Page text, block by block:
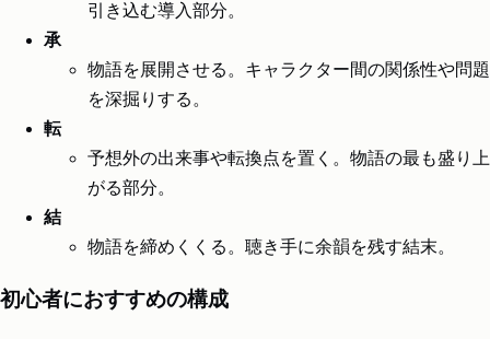
引き込む導入部分。
承
物語を展開させる。キャラクター間の関係性や問題
を深掘りする。
転
予想外の出来事や転換点を置く。物語の最も盛り上
がる部分。
結
物語を締めくくる。聴き手に余韻を残す結末。
初心者におすすめの構成